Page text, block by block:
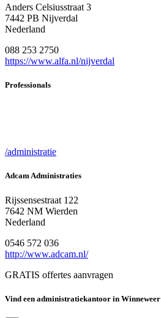
Anders Celsiusstraat 3
7442 PB Nijverdal
Nederland
088 253 2750
https://www.alfa.nl/nijverdal
Professionals
/administratie
Adcam Administraties
Rijssensestraat 122
7642 NM Wierden
Nederland
0546 572 036
http://www.adcam.nl/
GRATIS offertes aanvragen
Vind een administratiekantoor in Winneweer